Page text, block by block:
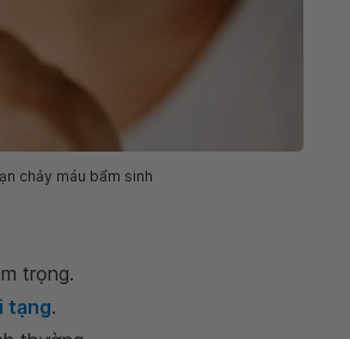
chảy máu bẩm sinh
trọng.
tạng.